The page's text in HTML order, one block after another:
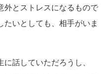
外とストレスになるもので
いとしても、相手がいま
話していただろうし、